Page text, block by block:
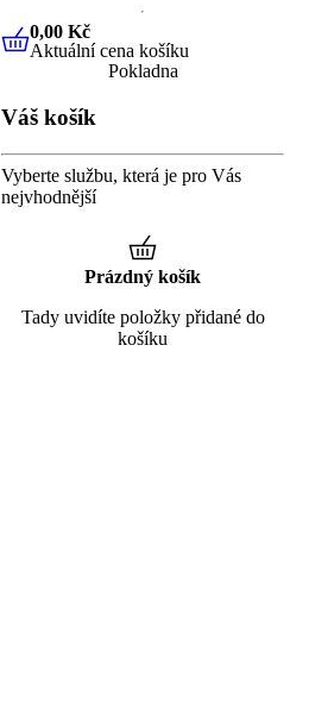
0,00 KčAktuální cena košíku
0,00 Kč
Aktuální cena košíku
Pokladna
Váš košík
Vyberte službu, která je pro Vás
nejvhodnější
Prázdný košík
Tady uvidíte položky přidané do
košíku